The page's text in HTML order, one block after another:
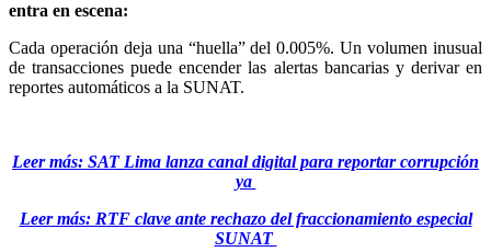
entra en escena:
Cada operación deja una “huella” del 0.005%. Un volumen inusual
de transacciones puede encender las alertas bancarias y derivar en
reportes automáticos a la SUNAT.
Leer más: SAT Lima lanza canal digital para reportar corrupción
ya
Leer más: RTF clave ante rechazo del fraccionamiento especial
SUNAT